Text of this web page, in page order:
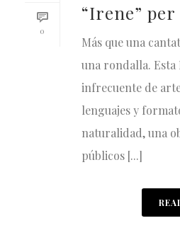
0
“Irene”
Más que una
una rondalla. Esta
infrecuente de
lenguajes y
naturalidad, una
públicos [...]